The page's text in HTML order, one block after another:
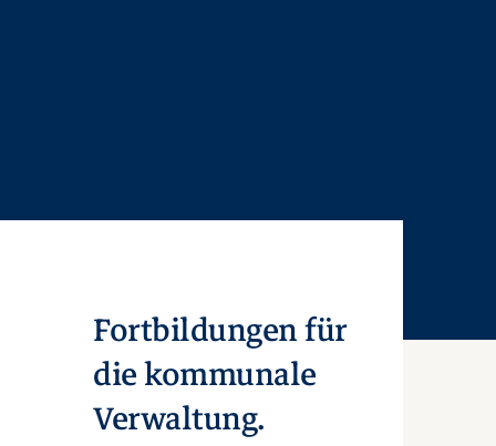
Fortbildungen für
die kommunale
Verwaltung.